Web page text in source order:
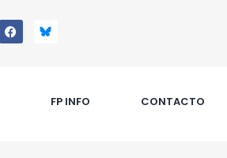
FP INFO CONTACTO